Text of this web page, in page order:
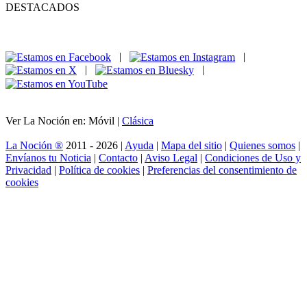
DESTACADOS
|
|
|
|
Ver La Noción en: Móvil | Clásica
La Noción ® 2011 - 2026 | Ayuda | Mapa del sitio | Quienes somos |
Envíanos tu Noticia | Contacto | Aviso Legal | Condiciones de Uso y
Privacidad | Política de cookies | Preferencias del consentimiento de
cookies